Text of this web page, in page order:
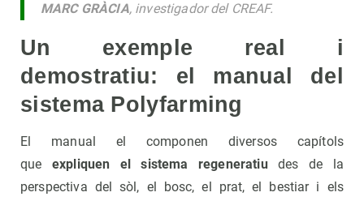
MARC GRÀCIA, investigador del CREAF.
Un exemple real i
demostratiu: el manual del
sistema Polyfarming
El manual el componen diversos capítols
que expliquen el sistema regeneratiudes de la
perspectiva del sòl, el bosc, el prat, el bestiar i els